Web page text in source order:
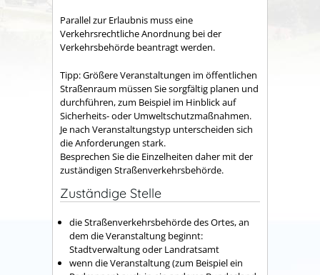
Parallel zur Erlaubnis muss eine
Verkehrsrechtliche Anordnung bei der
Verkehrsbehörde beantragt werden.
Tipp:Größere Veranstaltungen im öffentlichen
Straßenraum müssen Sie sorgfältig planen und
durchführen, zum Beispiel im Hinblick auf
Sicherheits- oder Umweltschutzmaßnahmen.
Je nach Veranstaltungstyp unterscheiden sich
die Anforderungen stark.
Besprechen Sie die Einzelheiten daher mit der
zuständigen Straßenverkehrsbehörde.
Zuständige Stelle
die Straßenverkehrsbehörde des Ortes, an
dem die Veranstaltung beginnt:
Stadtverwaltung oder Landratsamt
wenn die Veranstaltung (zum Beispiel ein